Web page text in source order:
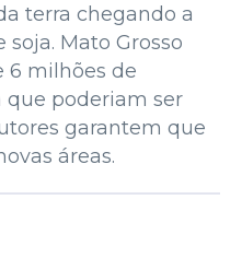
terra chegando a
Mato Grosso
milhões de
que poderiam ser
garantem que
áreas.